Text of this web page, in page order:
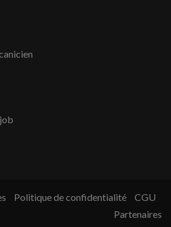
Politique de confidentialité
CGU
Partenaires